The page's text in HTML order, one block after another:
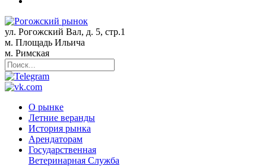
ул. Рогожский Вал, д. 5, стр.1
м. Площадь Ильича
м. Римская
О рынке
Летние веранды
История рынка
Арендаторам
Государственная
Ветеринарная Служба